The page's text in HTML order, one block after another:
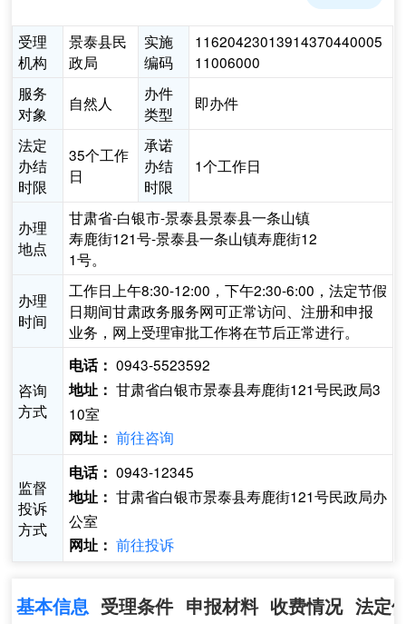
受理
机构
景泰县民
政局
实施
编码
11620423013914370440005
11006000
服务
对象
自然人
办件
类型
即办件
法定
办结
时限
35个工作
日
承诺
办结
时限
1个工作日
办理
地点
甘肃省-白银市-景泰县景泰县一条山镇
寿鹿街121号-景泰县一条山镇寿鹿街12
1号。
办理
时间
工作日上午8:30-12:00，下午2:30-6:00，法定节假
日期间甘肃政务服务网可正常访问、注册和申报
业务，网上受理审批工作将在节后正常进行。
咨询
方式
电话： 0943-5523592
地址： 甘肃省白银市景泰县寿鹿街121号民政局3
10室
网址： 前往咨询
监督
投诉
方式
电话： 0943-12345
地址： 甘肃省白银市景泰县寿鹿街121号民政局办
公室
网址： 前往投诉
基本信息 受理条件 申报材料 收费情况 法定